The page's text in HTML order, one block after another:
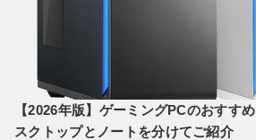
【2026年版】ゲーミングPCのおすす
スクトップとノートを分けてご紹介